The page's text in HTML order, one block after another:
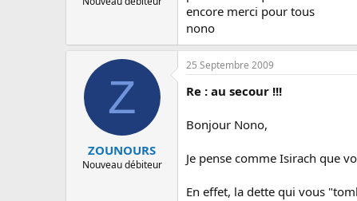
encore merci pour tous
nono
Z
ZOUNOURS
Nouveau débiteur
25 Septembre 2009
Re : au secour !!!
Bonjour Nono,
Je pense comme Isirach que
En effet, la dette qui vous